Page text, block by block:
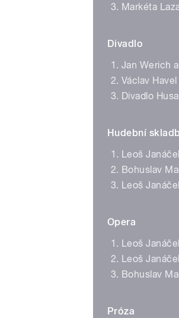
Markéta
Divadlo
Jan Werich
Václav Havel
Divadlo
Hudební
Leoš
Bohuslav
Leoš
Opera
Leoš
Leoš
Bohuslav
Próza